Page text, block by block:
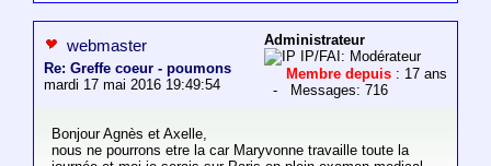
webmaster
Re: Greffe coeur - poumons
mardi 17 mai 2016 19:49:54
Administrateur
IP/FAI: Modérateur
Membre depuis : 17 ans
- Messages: 716
Bonjour Agnès et Axelle,
nous ne pourrons etre la car Maryvonne travaille toute la